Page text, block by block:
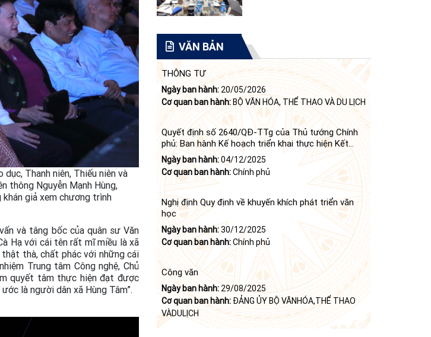
dục, Thanh niên, Thiếu niên và
thông Nguyễn Mạnh Hùng,
giả xem chương trình
và tâng bốc của quân sư Văn
Hạ với cái tên rất mĩ miều là xã
thật thà, chất phác với những cái
Trung tâm Công nghệ, Chủ
quyết tâm thực hiện đạt được
là người dân xã Hùng Tâm”.
VĂN BẢN
THÔNG TƯ
Ngày ban hành: 20/05/2026
Cơ quan ban hành:BỘ VĂN HÓA, THỂ THAO VÀ DU LỊCH
Quyết định số 2640/QĐ-TTg của Thủ tướng Chính
phủ: Ban hành Kế hoạch triển khai thực hiện Kết
luận số 84-KL/TW ngày 21 tháng 6 năm 2024 của
Bộ Chính trị tiếp tục thực hiện Nghị quyết số 23-
NQ/TW ngày 16 tháng 6 năm 2008 của Bộ Chính trị
(khóa X) về "tiếp tục xây dựng và phát triển văn học,
nghệ thuật trong thời kỳ mới"
Ngày ban hành:04/12/2025
Cơ quan ban hành:Chính phủ
Nghị định Quy định về khuyến khích phát triển văn
học
Ngày ban hành:30/12/2025
Cơ quan ban hành:Chính phủ
Công văn
Ngày ban hành: 29/08/2025
Cơ quan ban hành: ĐẢNG ỦY BỘ VĂNHÓA,THỂ THAO
VÀDULỊCH